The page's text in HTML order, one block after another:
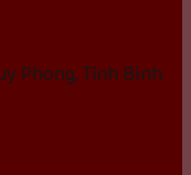
Phong, Tỉnh Bình